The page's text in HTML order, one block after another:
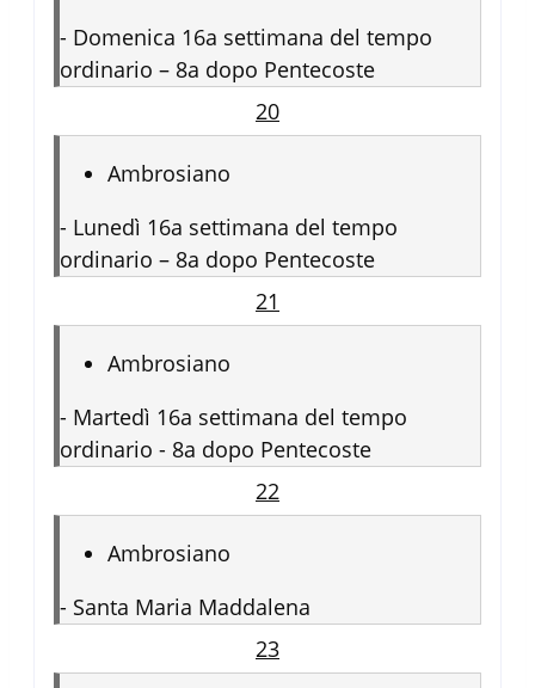
- Domenica 16a settimana del tempo
ordinario – 8a dopo Pentecoste
20
Ambrosiano
- Lunedì 16a settimana del tempo
ordinario – 8a dopo Pentecoste
21
Ambrosiano
- Martedì 16a settimana del tempo
ordinario - 8a dopo Pentecoste
22
Ambrosiano
- Santa Maria Maddalena
23